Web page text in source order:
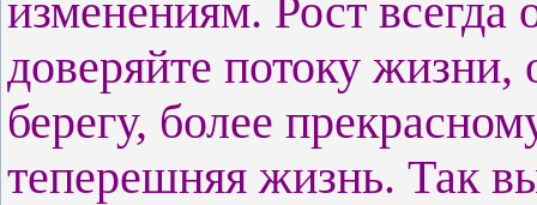
изменениям. Рост всегда
доверяйте потоку
берегу, более
теперешняя жизнь. Так